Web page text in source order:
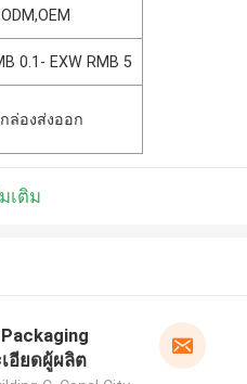
0.1- EXW RMB 5
ล่องส่งออก
เติม
อียดผู้ผลิต